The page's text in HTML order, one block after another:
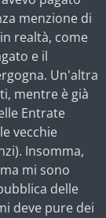
menzione di
realtà, come
e il
Un'altra
mentre è già
Entrate
vecchie
Insomma,
mi sono
delle
deve pure dei